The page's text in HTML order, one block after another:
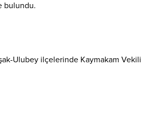
bulundu.
Ulubey ilçelerinde Kaymakam Vekili